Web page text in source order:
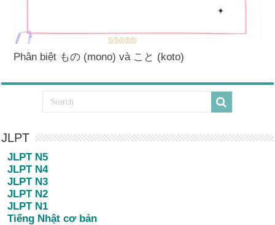
Phân biệt もの (mono) và こと (koto)
JLPT
JLPT N5
JLPT N4
JLPT N3
JLPT N2
JLPT N1
Tiếng Nhật cơ bản